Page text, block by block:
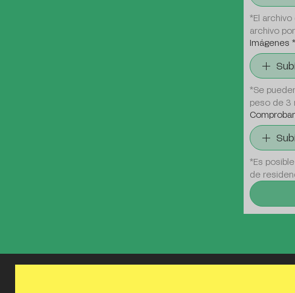
*El
archivo
Imágenes *
*Se
peso de 3
*Es
de